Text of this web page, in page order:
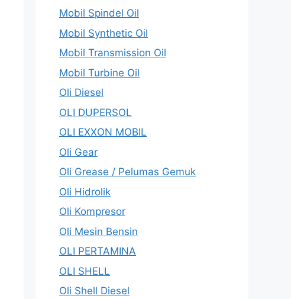
Mobil Spindel Oil
Mobil Synthetic Oil
Mobil Transmission Oil
Mobil Turbine Oil
Oli Diesel
OLI DUPERSOL
OLI EXXON MOBIL
Oli Gear
Oli Grease / Pelumas Gemuk
Oli Hidrolik
Oli Kompresor
Oli Mesin Bensin
OLI PERTAMINA
OLI SHELL
Oli Shell Diesel